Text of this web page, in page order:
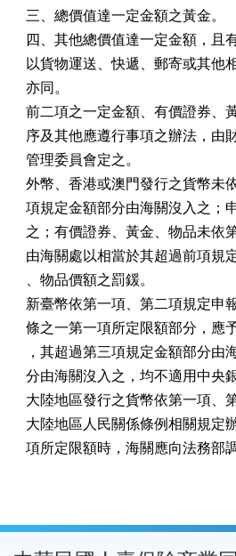
三、總價值達一定金額之黃金。
四、其他總價值達一定金額，且
以貨物運送、快遞、郵寄或其他
亦同。
前二項之一定金額、有價證券、
序及其他應遵行事項之辦法，由
管理委員會定之。
外幣、香港或澳門發行之貨幣未
項規定金額部分由海關沒入之；
之；有價證券、黃金、物品未依
由海關處以相當於其超過前項規
、物品價額之罰鍰。
新臺幣依第一項、第二項規定申
條之一第一項所定限額部分，應
，其超過第三項規定金額部分由
分由海關沒入之，均不適用中央
大陸地區發行之貨幣依第一項、
大陸地區人民關係條例相關規定
項所定限額時，海關應向法務部